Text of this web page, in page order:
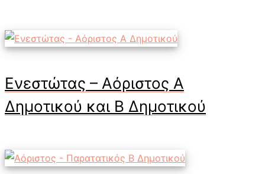
Ενεστώτας – Αόριστος Α
Δημοτικού και Β Δημοτικού